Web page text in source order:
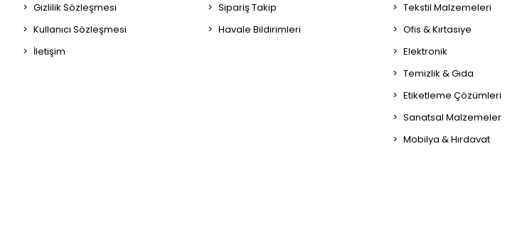
Gizlilik Sözleşmesi
Kullanıcı Sözleşmesi
İletişim
Sipariş Takip
Havale Bildirimleri
Tekstil Malzemeleri
Ofis & Kırtasiye
Elektronik
Temizlik & Gıda
Etiketleme Çözümleri
Sanatsal Malzemeler
Mobilya & Hırdavat